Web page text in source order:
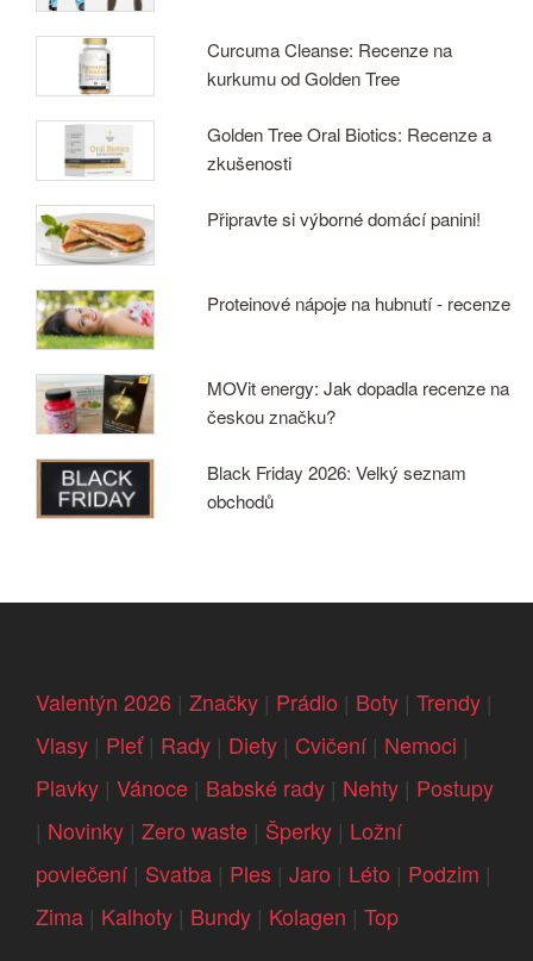
Curcuma Cleanse: Recenze na
kurkumu od Golden Tree
Golden Tree Oral Biotics: Recenze a
zkušenosti
Připravte si výborné domácí panini!
Proteinové nápoje na hubnutí - recenze
MOVit energy: Jak dopadla recenze na
českou značku?
Black Friday 2026: Velký seznam
obchodů
Valentýn 2026 | Značky | Prádlo | Boty | Trendy |
Vlasy | Pleť| Rady | Diety | Cvičení| Nemoci |
Plavky | Vánoce | Babské rady | Nehty | Postupy
| Novinky | Zero waste | Šperky | Ložní
povlečení| Svatba | Ples | Jaro | Léto | Podzim |
Zima | Kalhoty | Bundy | Kolagen | Top